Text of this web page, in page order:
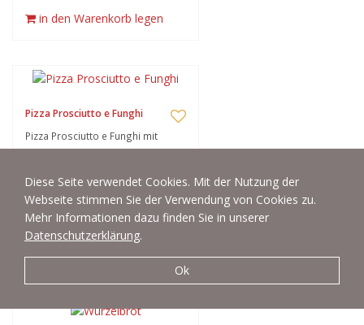
Diese Seite verwendet Cookies. Mit der Nutzung der
Webseite stimmen Sie der Verwendung von Cookies zu.
Mehr Informationen dazu finden Sie in unserer
Datenschutzerklärung.
Ok
in den Warenkorb legen
Pizza Prosciutto e Funghi
Pizza Prosciutto e Funghi mit
preisgekrönten Pizzeria La Picea in
Levanto (La Spezia, Cinque Terre).
Pizza vom Pizzaweltmeister!